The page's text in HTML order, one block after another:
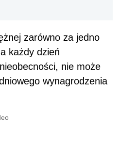
zarówno za jedno
każdy dzień
nie może
wynagrodzenia